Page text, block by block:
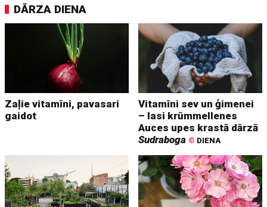
DĀRZA DIENA
Zaļie vitamīni, pavasari
gaidot
Vitamīni sev un ģimenei
– lasi krūmmellenes
Auces upes krastā dārzā
Sudraboga © DIENA